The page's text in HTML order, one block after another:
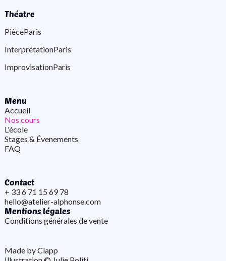
Théatre
PièceParis
InterprétationParis
ImprovisationParis
Menu
Accueil
Nos cours
L'école
Stages & Évenements
FAQ
Contact
+ 33 6 71 15 69 78
hello@atelier-alphonse.com
Mentions légales
Conditions générales de vente
Made by Clapp